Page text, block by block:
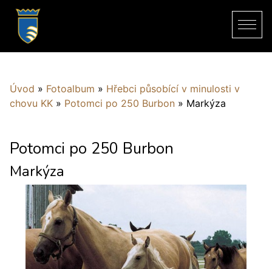
Úvod » Fotoalbum » Hřebci působící v minulosti v
chovu KK » Potomci po 250 Burbon » Markýza
Potomci po 250 Burbon
Markýza